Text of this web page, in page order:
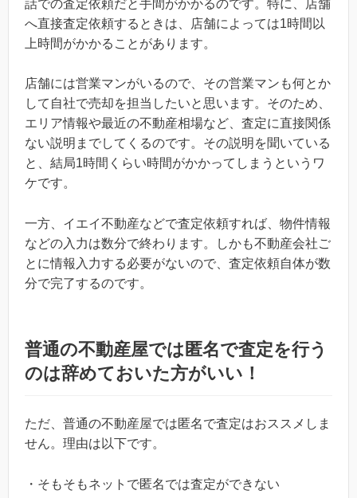
話での査定依頼だと手間がかかるのです。特に、店舗
へ直接査定依頼するときは、店舗によっては1時間以
上時間がかかることがあります。
店舗には営業マンがいるので、その営業マンも何とか
して自社で売却を担当したいと思います。そのため、
エリア情報や最近の不動産相場など、査定に直接関係
ない説明までしてくるのです。その説明を聞いている
と、結局1時間くらい時間がかかってしまうというワ
ケです。
一方、イエイ不動産などで査定依頼すれば、物件情報
などの入力は数分で終わります。しかも不動産会社ご
とに情報入力する必要がないので、査定依頼自体が数
分で完了するのです。
普通の不動産屋では匿名で査定を行う
のは辞めておいた方がいい！
ただ、普通の不動産屋では匿名で査定はおススメしま
せん。理由は以下です。
・そもそもネットで匿名では査定ができない